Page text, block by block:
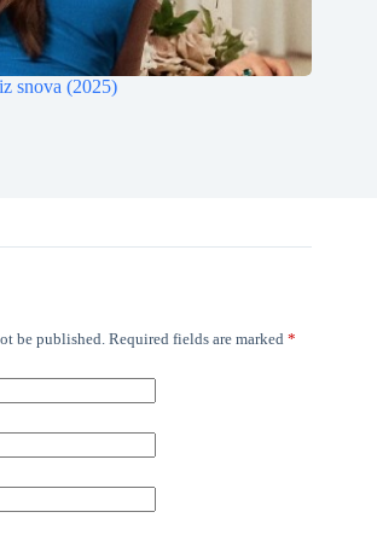
snova (2025)
be published. Required fields are marked *